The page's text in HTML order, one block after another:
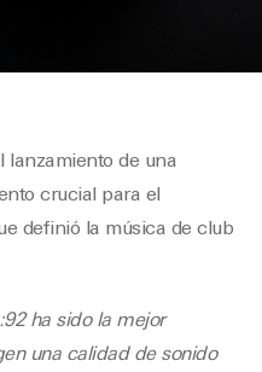
lanzamiento de una
crucial para el
definió la música de club
ha sido la mejor
una calidad de sonido